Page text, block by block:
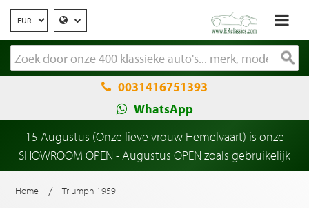
0031416751393
WhatsApp
15 Augustus (Onze lieve vrouw Hemelvaart) is onze
SHOWROOM OPEN - Augustus OPEN zoals gebruikelijk
Home / Triumph 1959